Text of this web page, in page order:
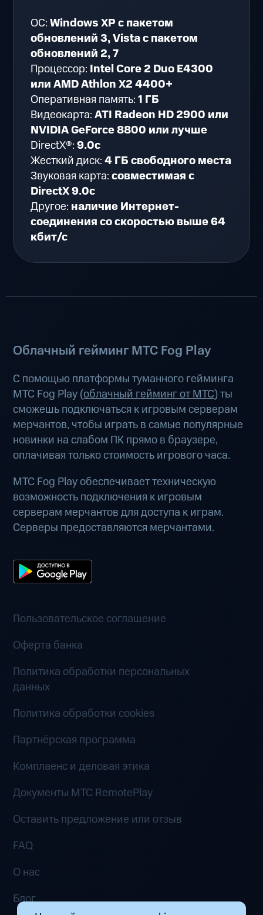
ОС:Windows XP с пакетом
обновлений 3, Vista с пакетом
обновлений 2, 7
Процессор: Intel Core 2 Duo E4300
или AMD Athlon X2 4400+
Оперативная память:1 ГБ
Видеокарта:ATI Radeon HD 2900 или
NVIDIA GeForce 8800 или лучше
DirectX®:9.0c
Жесткий диск:4 ГБ свободного места
Звуковая карта:совместимая с
DirectX 9.0c
Другое: наличие Интернет-
соединения со скоростью выше 64
кбит/с
Облачный гейминг МТС Fog Play
С помощью платформы туманного гейминга
МТС Fog Play (облачный гейминг от МТС) ты
сможешь подключаться к игровым серверам
мерчантов, чтобы играть в самые популярные
новинки на слабом ПК прямо в браузере,
оплачивая только стоимость игрового часа.
МТС Fog Play обеспечивает техническую
возможность подключения к игровым
серверам мерчантов для доступа к играм.
Серверы предоставляются мерчантами.
Пользовательское соглашение
Оферта банка
Политика обработки персональных
данных
Политика обработки cookies
Партнёрская программа
Комплаенс и деловая этика
Документы MTC RemotePlay
Оставить предложение или отзыв
FAQ
О нас
Блог